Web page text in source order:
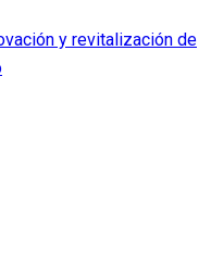
y revitalización de